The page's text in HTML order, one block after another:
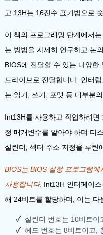
고 13H는 16진수 표기법으로
이 책의 프로그래밍 단계에서
는 방법을 자세히 연구하고 논
BIOS에 전달할 수 있는 다양한
드라이브로 전달합니다. 인터
는 읽기, 쓰기, 포맷 등 대부분
Int13H를 사용하고 작업하려
정 매개변수를 알아야 하며 디
실린더, 섹터 주소 지정을 루틴
BIOS는 BIOS 설정 프로그램
사용합니다. Int13H 인터페이
해 24비트를 할당하며, 이는 다
실린더 번호는 10비트이
헤드 번호는 8비트이고,